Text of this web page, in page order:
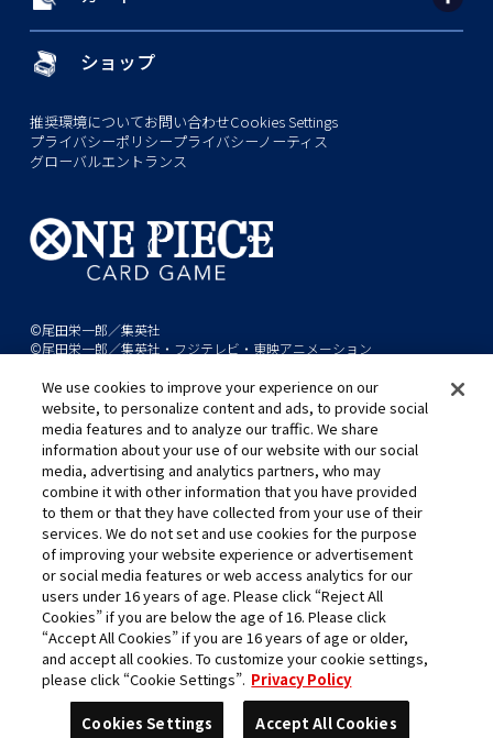
ショップ
推奨環境についてお問い合わせCookies Settings
プライバシーポリシープライバシーノーティス
グローバルエントランス
©尾田栄一郎／集英社
©尾田栄一郎／集英社・フジテレビ・東映アニメーション
このwebサイトに記載されているすべての画像・テキスト・データの無
断転用、転載をお断りします。
開発中につき、本サイトで使用している画像と実際の商品とは異なる場
合があります。
※AppleとAppleのロゴは、米国およびその他の国で登録されたApple
Inc.の商標です。
※Google Play および Google Play ロゴは、Google LLC の商標です。
キャリア採用
We use cookies to improve your experience on our
website, to personalize content and ads, to provide social
media features and to analyze our traffic. We share
information about your use of our website with our social
media, advertising and analytics partners, who may
combine it with other information that you have provided
to them or that they have collected from your use of their
services. We do not set and use cookies for the purpose
of improving your website experience or advertisement
or social media features or web access analytics for our
users under 16 years of age. Please click “Reject All
Cookies” if you are below the age of 16. Please click
“Accept All Cookies” if you are 16 years of age or older,
and accept all cookies. To customize your cookie settings,
please click “Cookie Settings”. Privacy Policy
Cookies Settings Accept All Cookies